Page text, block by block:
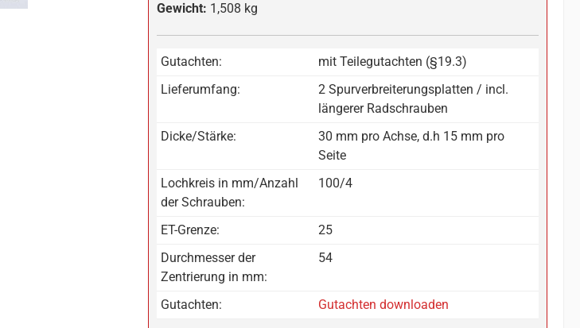
Gewicht: 1,508 kg
Gutachten:
mit Teilegutachten (§19.3)
Lieferumfang:
2 Spurverbreiterungsplatten / incl.
längerer Radschrauben
Dicke/Stärke:
30 mm pro Achse, d.h 15 mm pro
Seite
Lochkreis in mm/Anzahl
der Schrauben:
100/4
ET-Grenze:
25
Durchmesser der
Zentrierung in mm:
54
Gutachten: Gutachten downloaden